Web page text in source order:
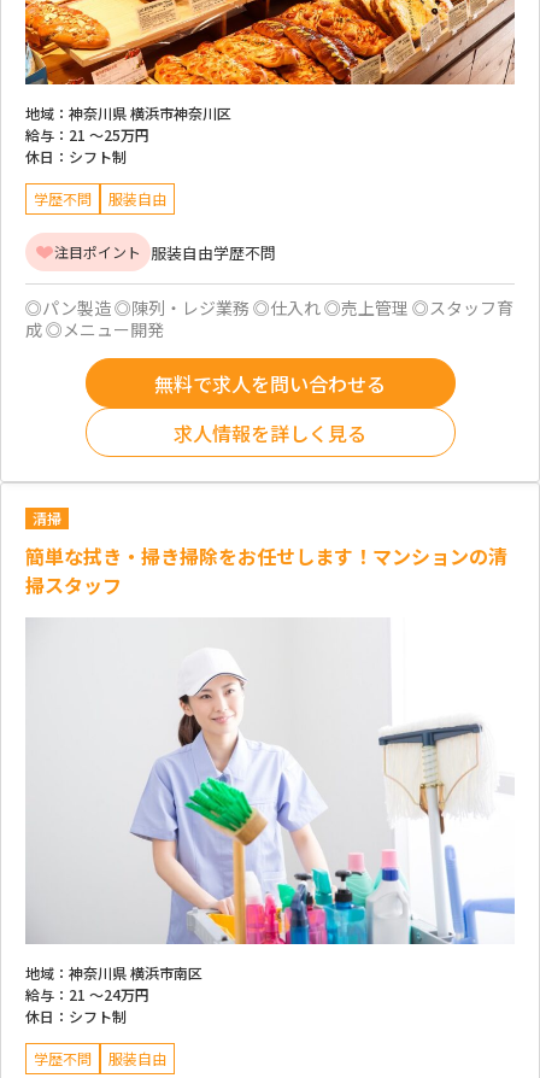
地域： 神奈川県 横浜市神奈川区
給与： 21 ～25万円
休日： シフト制
学歴不問 服装自由
注目ポイント 服装自由学歴不問
◎パン製造 ◎陳列・レジ業務 ◎仕入れ ◎売上管理 ◎スタッフ育
成 ◎メニュー開発
無料で求人を問い合わせる
求人情報を詳しく見る
清掃
簡単な拭き・掃き掃除をお任せします！マンションの清
掃スタッフ
地域： 神奈川県 横浜市南区
給与： 21 ～24万円
休日： シフト制
学歴不問 服装自由